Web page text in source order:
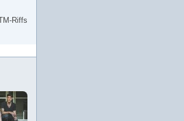
Riffs